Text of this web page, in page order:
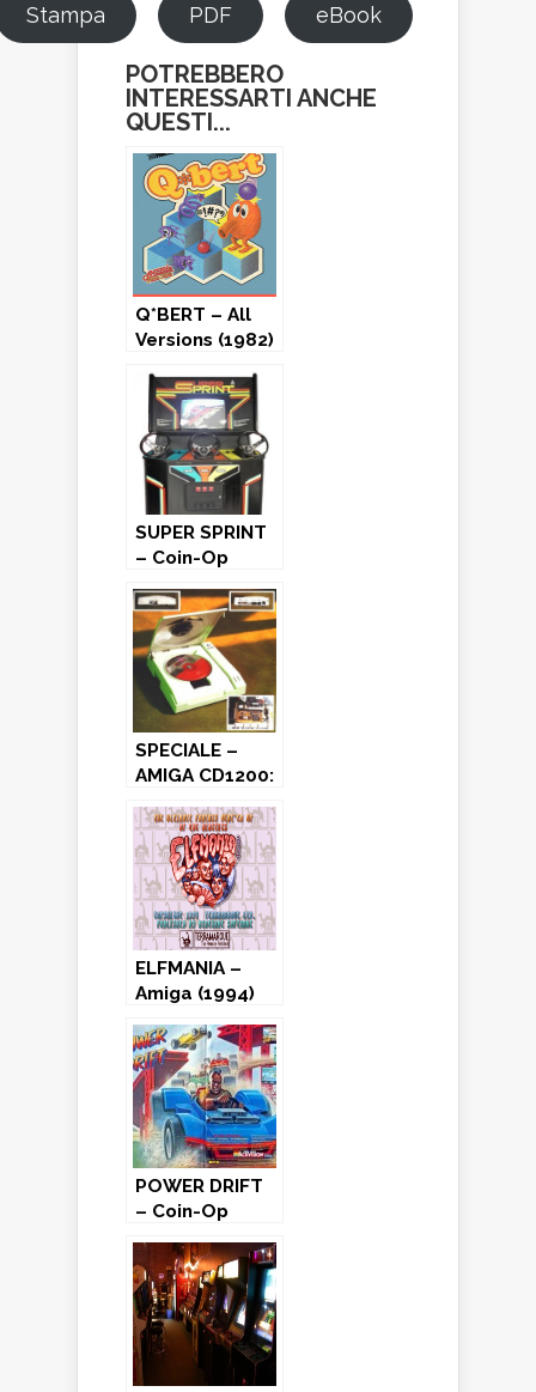
Stampa PDF eBook
POTREBBERO
INTERESSARTI ANCHE
QUESTI...
Q*BERT – All
Versions (1982)
SUPER SPRINT
– Coin-Op
SPECIALE –
AMIGA CD1200:
annunciato?
ELFMANIA –
Amiga (1994)
POWER DRIFT
– Coin-Op